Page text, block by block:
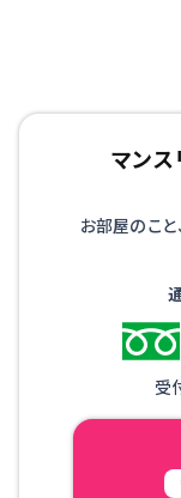
マンス
お部屋のこ
受